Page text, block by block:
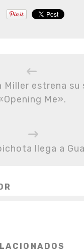
Miller estrena su
Me».
llega a